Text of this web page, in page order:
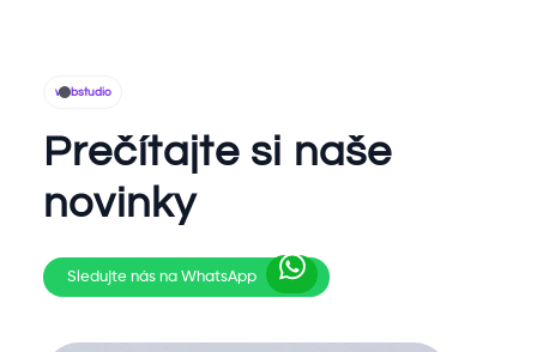
webstudio
Prečítajte si naše
novinky
Sledujte nás na WhatsApp